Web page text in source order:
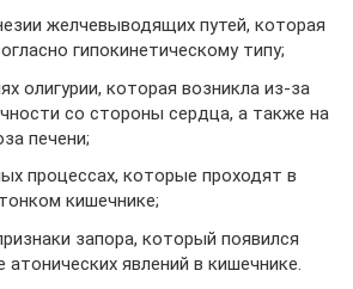
желчевыводящих путей, которая
гипокинетическому типу;
олигурии, которая возникла из-за
со стороны сердца, а также на
печени;
процессах, которые проходят в
кишечнике;
запора, который появился
атонических явлений в кишечнике.